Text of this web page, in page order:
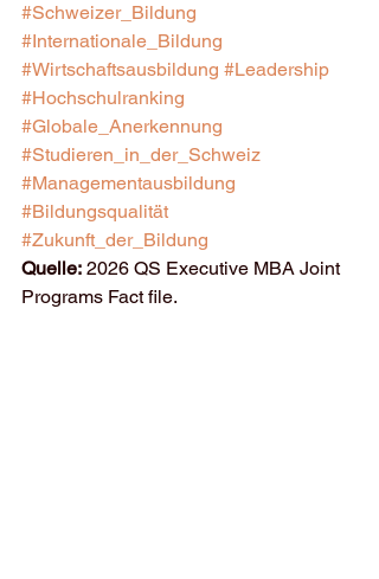
#Schweizer_Bildung
#Internationale_Bildung
#Wirtschaftsausbildung #Leadership
#Hochschulranking
#Globale_Anerkennung
#Studieren_in_der_Schweiz
#Managementausbildung
#Bildungsqualität
#Zukunft_der_Bildung
Quelle: 2026 QS Executive MBA Joint
Programs Fact file.